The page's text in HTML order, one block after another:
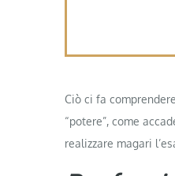
Ciò ci fa
“potere”, come
realizzare magari